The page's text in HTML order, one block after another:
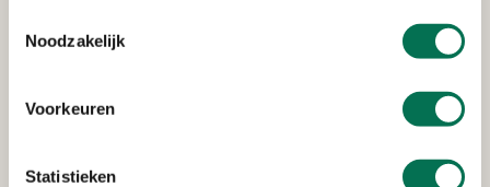
Noodzakelijk
Voorkeuren
Statistieken
Veerweg 65, 3341 LR Hendrik-Ido-Ambacht